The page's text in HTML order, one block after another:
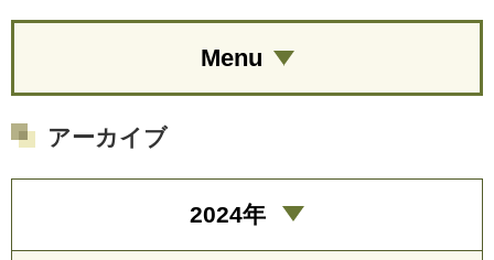
Menu
アーカイブ
2024年